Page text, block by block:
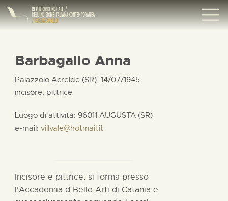
Barbagallo Anna
Palazzolo Acreide (SR), 14/07/1945
incisore, pittrice
Luogo di attività: 96011 AUGUSTA (SR)
e-mail: villvale@hotmail.it
Incisore e pittrice, si forma presso
l‘Accademia d Belle Arti di Catania e